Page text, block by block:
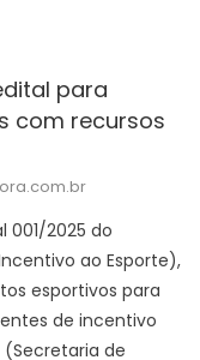
para
com recursos
001/2025 do
ao Esporte),
esportivos para
de incentivo
de